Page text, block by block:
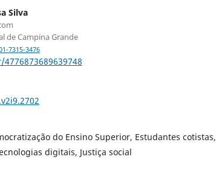
Silva
de Campina Grande
7315-3476
do Ensino Superior, Estudantes cotistas,
digitais, Justiça social